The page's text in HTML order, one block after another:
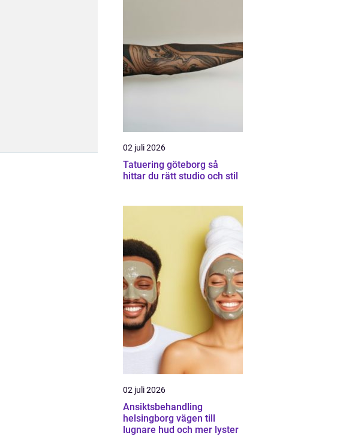
02 juli 2026
Tatuering göteborg så
hittar du rätt studio och stil
02 juli 2026
Ansiktsbehandling
helsingborg vägen till
lugnare hud och mer lyster